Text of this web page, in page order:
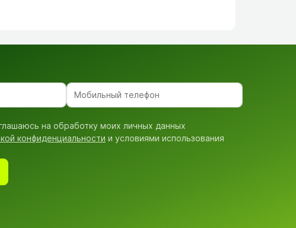
на обработку моих личных данных
конфиденциальности и условиями использования